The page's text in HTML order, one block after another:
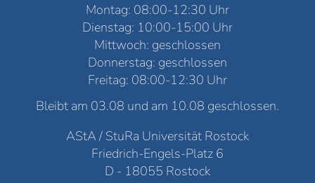
Montag: 08:00-12:30 Uhr
Dienstag: 10:00-15:00 Uhr
Mittwoch: geschlossen
Donnerstag: geschlossen
Freitag: 08:00-12:30 Uhr
Bleibt am 03.08 und am 10.08 geschlossen.
AStA / StuRa Universität Rostock
Friedrich-Engels-Platz 6
D - 18055 Rostock